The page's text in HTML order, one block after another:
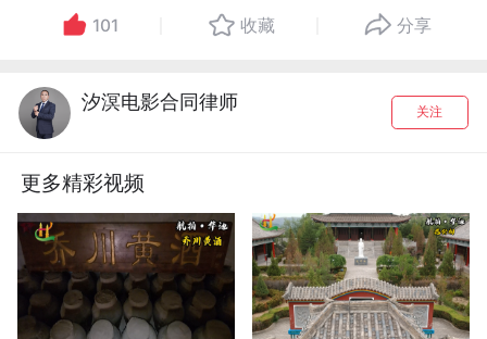
101 收藏 分享
汐溟电影合同律师 关注
更多精彩视频